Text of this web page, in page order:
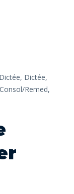
Dictée, Dictée,
Remed,